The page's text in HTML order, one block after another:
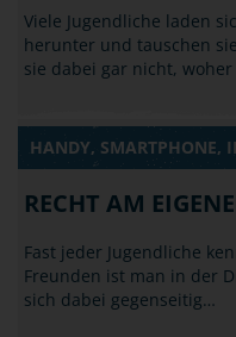
Viele Jugendliche laden
herunter und tauschen
sie dabei gar nicht,
HANDY, SMARTPHONE,
RECHT AM
Fast jeder Jugendliche
Freunden ist man in der
sich dabei gegenseitig…